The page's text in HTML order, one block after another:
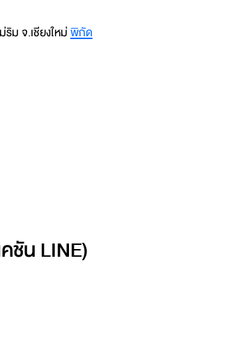
ม จ.เชียงใหม่พิกัด
ชัน LINE)